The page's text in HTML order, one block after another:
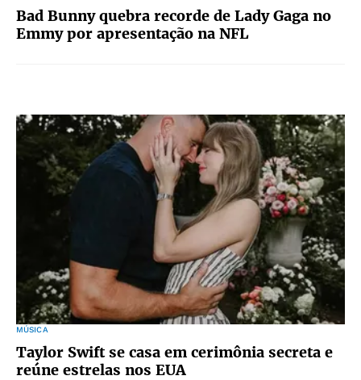
Bad Bunny quebra recorde de Lady Gaga no
Emmy por apresentação na NFL
MÚSICA
Taylor Swift se casa em cerimônia secreta e
reúne estrelas nos EUA